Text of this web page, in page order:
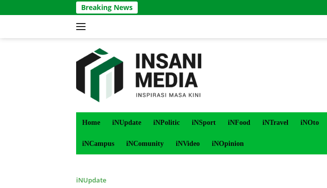
ke
Breaking News
Home iNUpdate iNPolitic iNSport iNFood iNTravel iNOto
iNCampus iNComunity iNVideo iNOpinion
iNUpdate